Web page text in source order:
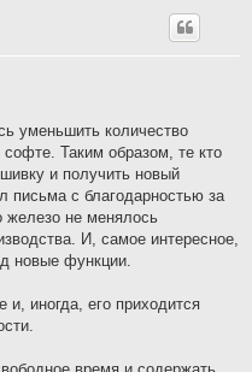
уменьшить количество
Таким образом, те кто
и получить новый
письма с благодарностью за
железо не менялось
И, самое интересное,
новые функции.
и, иногда, его приходится